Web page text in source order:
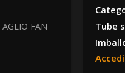
FAN
Tube